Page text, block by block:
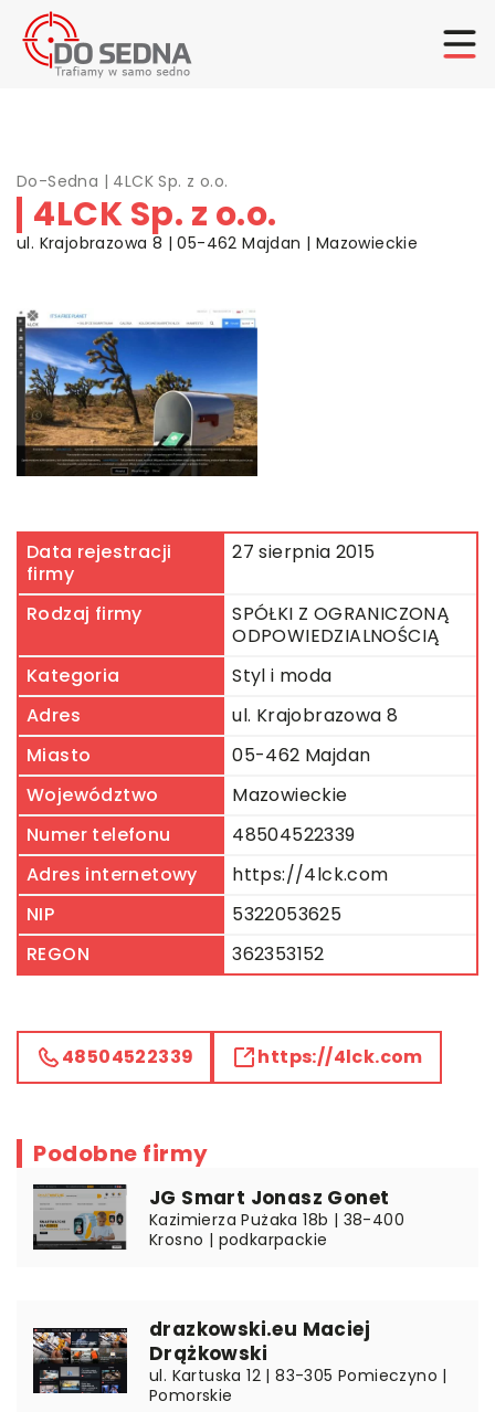
Do-Sedna | 4LCK Sp. z o.o.
4LCK Sp. z o.o.
ul. Krajobrazowa 8 | 05-462 Majdan | Mazowieckie
Data rejestracji
firmy
27 sierpnia 2015
Rodzaj firmy
SPÓŁKI Z OGRANICZONĄ
ODPOWIEDZIALNOŚCIĄ
Kategoria
Styl i moda
Adres
ul. Krajobrazowa 8
Miasto
05-462 Majdan
Województwo
Mazowieckie
Numer telefonu
48504522339
Adres internetowy
https://4lck.com
NIP
5322053625
REGON
362353152
48504522339 https://4lck.com
Podobne firmy
JG Smart Jonasz Gonet
Kazimierza Pużaka 18b | 38-400
Krosno | podkarpackie
drazkowski.eu Maciej
Drążkowski
ul. Kartuska 12 | 83-305 Pomieczyno |
Pomorskie